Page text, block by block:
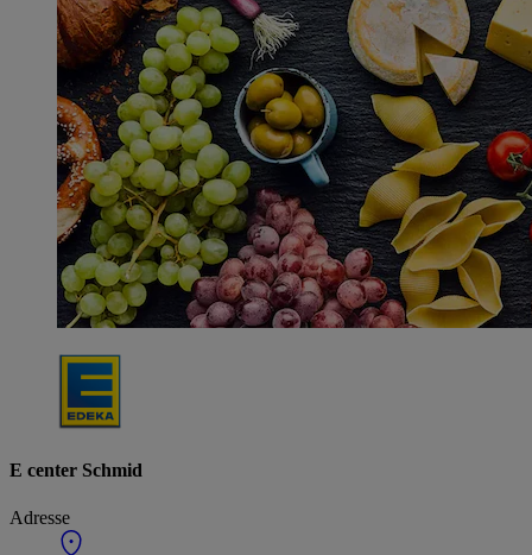
E center Schmid
Adresse